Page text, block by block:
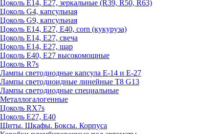
Цоколь Е14, Е27, зеркальные (R39, R50, R63)
Цоколь G4, капсульная
Цоколь G9, капсульная
Цоколь Е14, Е27, Е40, corn (кукуруза)
Цоколь Е14, Е27, свеча
Цоколь Е14, Е27, шар
Цоколь Е40, Е27 высокомощные
Цоколь R7s
Лампы светодиодные капсула Е-14 и Е-27
Лампы светодиоидные линейные T8 G13
Лампы светодиодные специальные
Металлогалогенные
Цоколь RX7s
Цоколь Е27, E40
Щиты. Шкафы. Боксы. Корпуса